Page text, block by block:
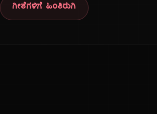
ಗೀತೆಗಳಿಗೆ ಹಿಂತಿರುಗಿ